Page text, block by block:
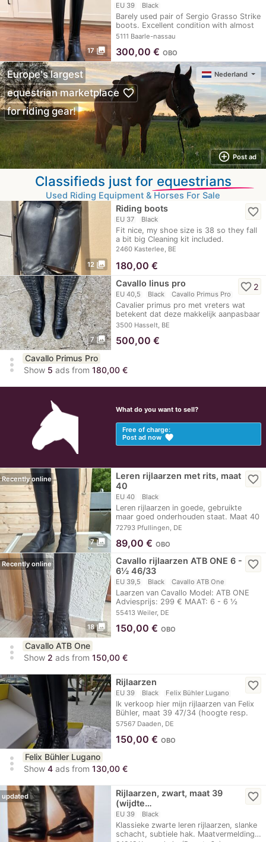
17 photo_library
EU 39 Black
Barely used pair of Sergio Grasso Strike
boots. Excellent condition with almost
no…
5111 Baarle-nassau
300,00 € OBO
Nederland
Europe's largest
equestrian marketplace favorite_border
for riding gear!
add_circle_outline Post ad
Classifieds just for equestrians
Used Riding Equipment & Horses For Sale
12 photo_library
Riding boots
EU 37 Black
Fit nice, my shoe size is 38 so they fall
a bit big Cleaning kit included.
2460 Kasterlee, BE
favorite_border
180,00 €
7 photo_library
Cavallo linus pro
EU 40,5 Black Cavallo Primus Pro
Cavalier primus pro met vreters wat
betekent dat deze makkelijk aanpasbaar
is…
3500 Hasselt, BE
favorite_border 2
500,00 €
more_vert
Cavallo Primus Pro
Show 5 ads from 180,00 €
What do you want to sell?
Free of charge:
Post ad now favorite
7 photo_library
Recently online
Leren rijlaarzen met rits, maat
40
EU 40 Black
Leren rijlaarzen in goede, gebruikte
maar goed onderhouden staat. Maat 40
Hoogte…
72793 Pfullingen, DE
favorite_border
89,00 € OBO
18 photo_library
Recently online
Cavallo rijlaarzen ATB ONE 6 -
6½ 46/33
EU 39,5 Black Cavallo ATB One
Laarzen van Cavallo Model: ATB ONE
Adviesprijs: 299 € MAAT: 6 - 6 ½
schacht 46 kuit…
55413 Weiler, DE
favorite_border
150,00 € OBO
more_vert
Cavallo ATB One
Show 2 ads from 150,00 €
Rijlaarzen
EU 39 Black Felix Bühler Lugano
Ik verkoop hier mijn rijlaarzen van Felix
Bühler, maat 39 47/34 (hoogte resp.
wijdte…
57567 Daaden, DE
favorite_border
150,00 € OBO
more_vert
Felix Bühler Lugano
Show 4 ads from 130,00 €
updated
Rijlaarzen, zwart, maat 39
(wijdte…
EU 39 Black
Klassieke zwarte leren rijlaarzen, slanke
schacht, subtiele hak. Maatvermelding…
favorite_border